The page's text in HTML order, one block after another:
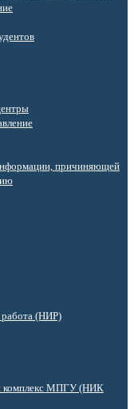
причиняющей
работа (НИР)
комплекс МПГУ (НИК